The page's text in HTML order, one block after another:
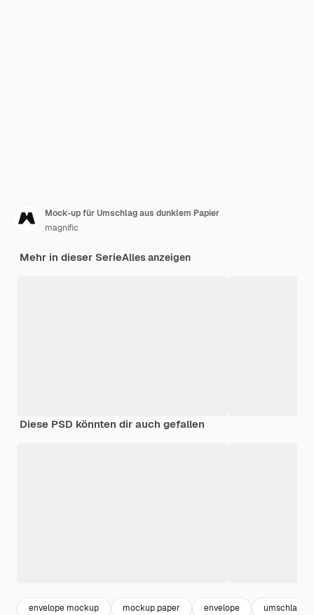
Mock-up für Umschlag aus dunklem Papier
magnific
Mehr in dieser SerieAlles anzeigen
Diese PSD könnten dir auch gefallen
envelope mockup mockup paper envelope umschlag